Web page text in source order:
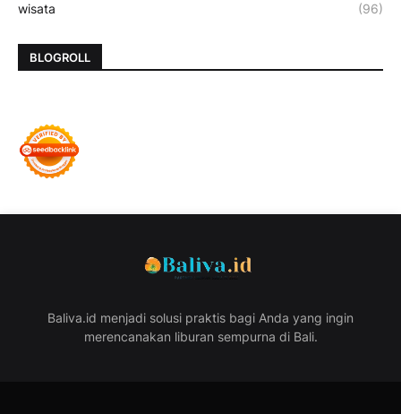
wisata (96)
BLOGROLL
Baliva.id menjadi solusi praktis bagi Anda yang ingin
merencanakan liburan sempurna di Bali.